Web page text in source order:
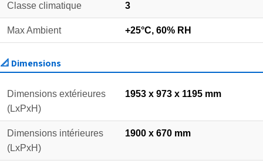
Classe climatique 3
Max Ambient +25°C, 60% RH
📐 Dimensions
Dimensions extérieures
(LxPxH)
1953 x 973 x 1195 mm
Dimensions intérieures
(LxPxH)
1900 x 670 mm